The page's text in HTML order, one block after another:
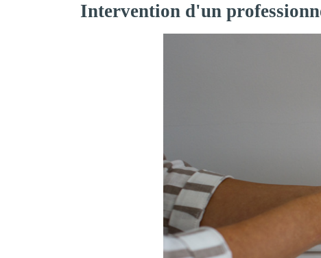
Intervention d'un